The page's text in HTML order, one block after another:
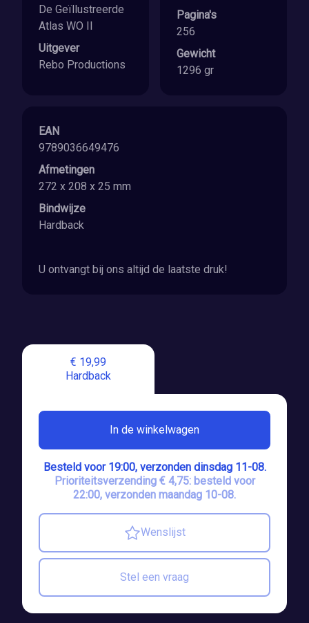
€ 19,99
Hardback
In de winkelwagen
Besteld voor 19:00, verzonden dinsdag 11-08.
Prioriteitsverzending € 4,75: besteld voor
22:00, verzonden maandag 10-08.
Wenslijst
Stel een vraag
De Geïllustreerde
Atlas WO II
Uitgever
Rebo Productions
Pagina's
256
Gewicht
1296 gr
EAN
9789036649476
Afmetingen
272 x 208 x 25 mm
Bindwijze
Hardback
U ontvangt bij ons altijd de laatste druk!